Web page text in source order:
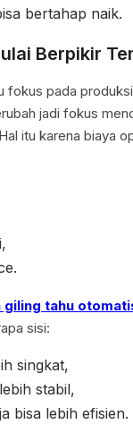
bertahap naik.
Berpikir
fokus pada
jadi fokus
itu karena biaya
giling tahu
sisi:
singkat,
stabil,
bisa lebih efisien.